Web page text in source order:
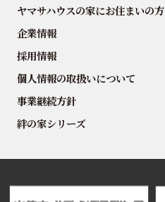
ヤマサハウスの家にお住まいの方
企業情報
採用情報
個人情報の取扱いについて
事業継続方針
絆の家シリーズ